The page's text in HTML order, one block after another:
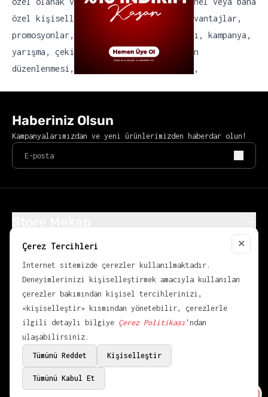
Close
✕
Çerez Tercihleri
İnternet sitemizde çerezler kullanılmaktadır.
Deneyimlerinizi kişiselleştirmek amacıyla kullanılan
çerezler bakımından kişisel tercihlerinizi,
«kişiselleştir» kısmından yönetebilir, çerezlerle
ilgili detaylı bilgiye Çerez Politikası 'ndan
ulaşabilirsiniz.
Tümünü Reddet Kişiselleştir
Tümünü Kabul Et
özel kişiselleştirilmiş kampanyalar, avantajlar,
promosyonlar, reklamların oluşturulması, kampanya,
yarışma, çekiliş ve diğer etkinliklerin
düzenlenmesi, segmentasyon, profilleme,
Haberiniz Olsun
Kampanyalarımızdan ve yeni ürünlerimizden haberdar olun!
Alışveriş
Popüler Kategoriler
KVKK
© 2026,OVER POINT.Bir Mekap Markasıdır.